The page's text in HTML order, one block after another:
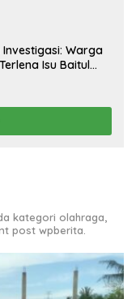
Investigasi: Warga
Isu Baitul
kategori olahraga,
post wpberita.